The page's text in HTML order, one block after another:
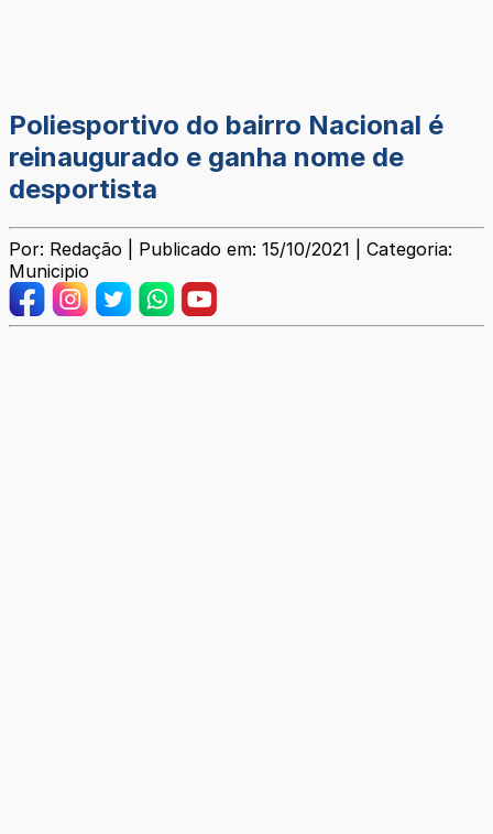
Poliesportivo do bairro Nacional é
reinaugurado e ganha nome de
desportista
Por: Redação | Publicado em: 15/10/2021 | Categoria:
Municipio